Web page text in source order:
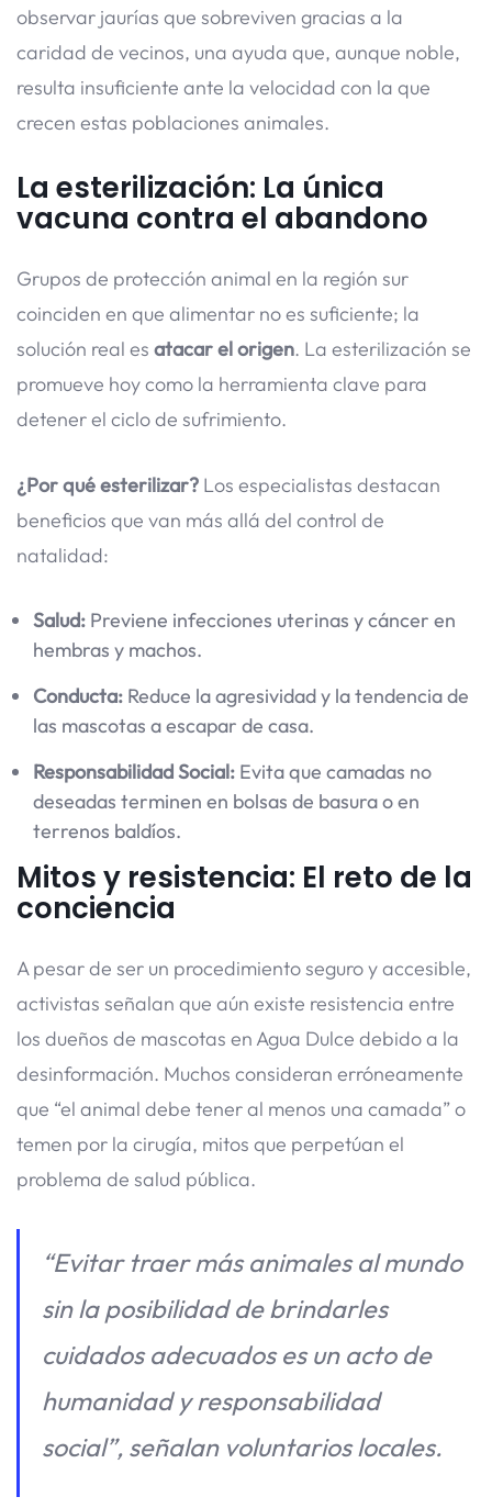
observar jaurías que sobreviven gracias a la
caridad de vecinos, una ayuda que, aunque noble,
resulta insuficiente ante la velocidad con la que
crecen estas poblaciones animales.
La esterilización: La única
vacuna contra el abandono
Grupos de protección animal en la región sur
coinciden en que alimentar no es suficiente; la
solución real es atacar el origen. La esterilización se
promueve hoy como la herramienta clave para
detener el ciclo de sufrimiento.
¿Por qué esterilizar? Los especialistas destacan
beneficios que van más allá del control de
natalidad:
Salud: Previene infecciones uterinas y cáncer en
hembras y machos.
Conducta: Reduce la agresividad y la tendencia de
las mascotas a escapar de casa.
Responsabilidad Social: Evita que camadas no
deseadas terminen en bolsas de basura o en
terrenos baldíos.
Mitos y resistencia: El reto de la
conciencia
A pesar de ser un procedimiento seguro y accesible,
activistas señalan que aún existe resistencia entre
los dueños de mascotas en Agua Dulce debido a la
desinformación. Muchos consideran erróneamente
que “el animal debe tener al menos una camada” o
temen por la cirugía, mitos que perpetúan el
problema de salud pública.
“Evitar traer más animales al mundo
sin la posibilidad de brindarles
cuidados adecuados es un acto de
humanidad y responsabilidad
social”, señalan voluntarios locales.